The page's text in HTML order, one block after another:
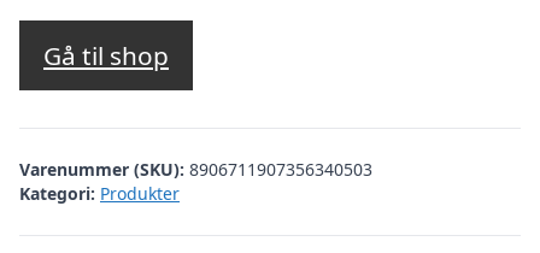
oprindelige
var:
kr. 1.999,00.kr. 799,60.
Gå til shop
Varenummer (SKU): 8906711907356340503
Kategori: Produkter